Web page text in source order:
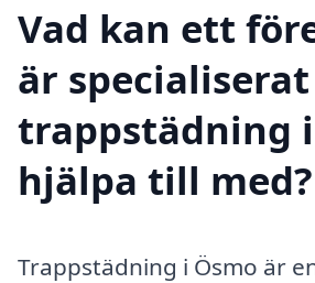
Vad kan ett
är
trappstädning
hjälpa till med?
Trappstädning i Ösmo är